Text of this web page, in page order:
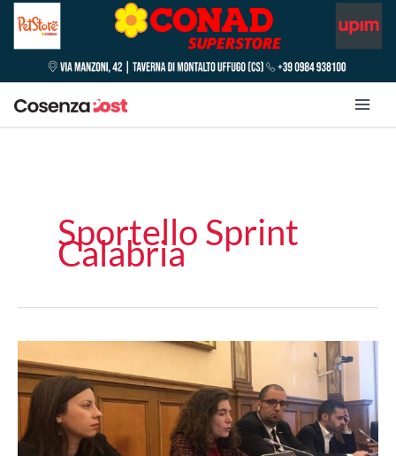
Sportello Sprint
Calabria